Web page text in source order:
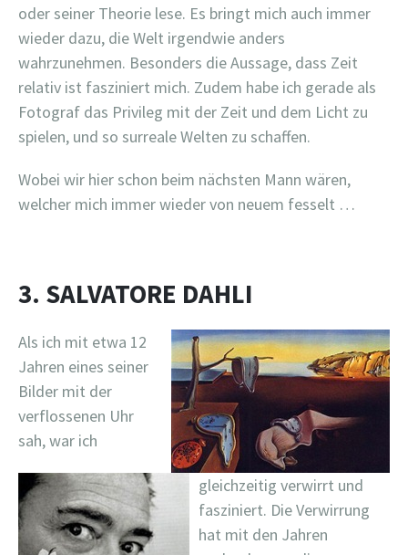
oder seiner Theorie lese. Es bringt mich auch immer
wieder dazu, die Welt irgendwie anders
wahrzunehmen. Besonders die Aussage, dass Zeit
relativ ist fasziniert mich. Zudem habe ich gerade als
Fotograf das Privileg mit der Zeit und dem Licht zu
spielen, und so surreale Welten zu schaffen.
Wobei wir hier schon beim nächsten Mann wären,
welcher mich immer wieder von neuem fesselt …
3. SALVATORE DAHLI
Als ich mit etwa 12
Jahren eines seiner
Bilder mit der
verflossenen Uhr
sah, war ich
gleichzeitig verwirrt und
fasziniert. Die Verwirrung
hat mit den Jahren